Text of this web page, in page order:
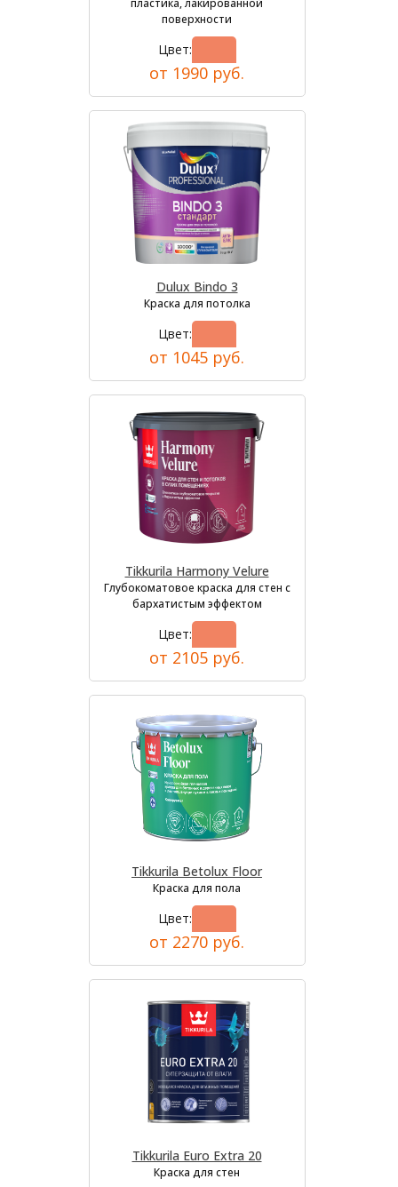
пластика, лакированной
поверхности
Цвет:
от 1990 руб.
Dulux Bindo 3
Краска для потолка
Цвет:
от 1045 руб.
Tikkurila Harmony Velure
Глубокоматовое краска для стен с
бархатистым эффектом
Цвет:
от 2105 руб.
Tikkurila Betolux Floor
Краска для пола
Цвет:
от 2270 руб.
Tikkurila Euro Extra 20
Краска для стен